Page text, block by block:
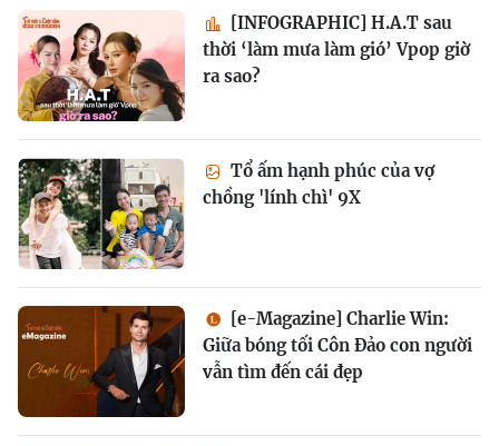
[INFOGRAPHIC] H.A.T sau
thời ‘làm mưa làm gió’ Vpop giờ
ra sao?
Tổ ấm hạnh phúc của vợ
chồng 'lính chì' 9X
[e-Magazine] Charlie Win:
Giữa bóng tối Côn Đảo con người
vẫn tìm đến cái đẹp